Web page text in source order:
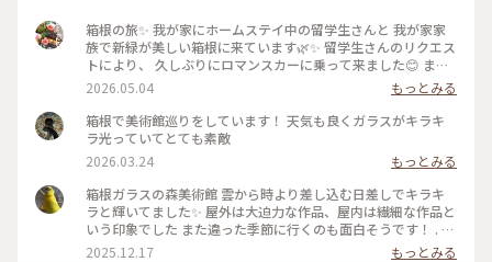
箱根の旅✨ 我が家にホームステイ中の留学生さんと 我が家家
族で新緑が美しい箱根に来ています🌿✨ 留学生さんのリクエス
トにより、 久しぶりにロマンスカーに乗って来ました😊 まず
は、箱根ガラスの森美術館へ°˖✧ 1番感動したのが、庭園でひ
ときわ輝いていた 「クリスタル・ガラスの藤の花」💙💜🤍 藤
の花は春から初夏にかけて 箱根の山間に美しく咲くそうで、
またイタリア•フィレンツェにも 名所があるそうです✨ その藤
の花をクリスタル・ガラスで表現... 爽やかな初夏の風と木漏れ
日に輝く様子は 夢のように美しかったです𖧷 ⁺. 【展示期間】
2026年3月14日から6月25日まで。 #箱根ガラスの森美術館 #
箱根 #ちいさな列車旅 #クリスタル・ガラスの藤の花 #藤の花
#藤 #久しぶりにロマンスカー
2026.05.04
もっとみる
箱根で美術館巡りをしています！ 天気も良くガラスがキラキ
ラ光っていてとても素敵
2026.03.24
もっとみる
箱根ガラスの森美術館 雲から時より差し込む日差しでキラキ
ラと輝いてました✨ 屋外は大迫力な作品、屋内は繊細な作品と
いう印象でした また違った季節に行くのも面白そうです！ . #
2025.12.17 もっとみる